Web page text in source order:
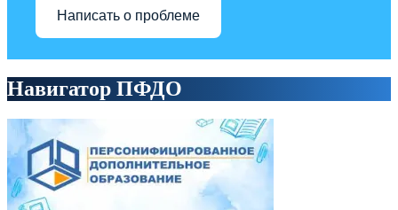
Написать о проблеме
Навигатор ПФДО